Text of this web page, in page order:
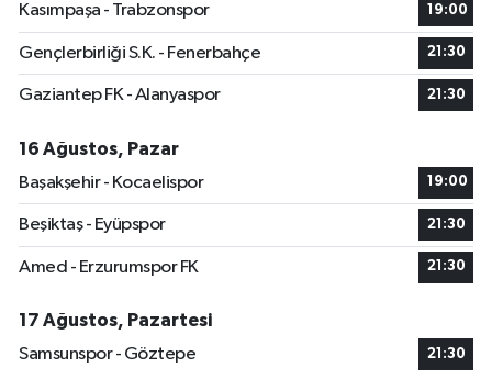
Kasımpaşa - Trabzonspor 19:00
Gençlerbirliği S.K. - Fenerbahçe 21:30
Gaziantep FK - Alanyaspor 21:30
16 Ağustos, Pazar
Başakşehir - Kocaelispor
19:00
Beşiktaş - Eyüpspor 21:30
Amed - Erzurumspor FK 21:30
17 Ağustos, Pazartesi
Samsunspor - Göztepe
21:30